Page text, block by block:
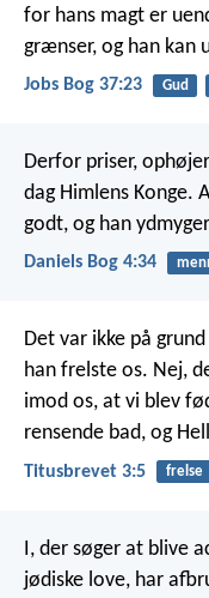
for hans magt er
grænser, og han kan
Jobs Bog 37:23 Gud
Derfor priser,
dag Himlens Konge.
godt, og han
Daniels Bog 4:34
Det var ikke på
han frelste os. Nej,
imod os, at vi blev
rensende bad, og
Titusbrevet 3:5 frelse
I, der søger at blive
jødiske love, har